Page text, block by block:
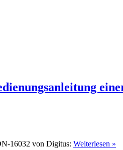
16032 von Digitus: Weiterlesen »